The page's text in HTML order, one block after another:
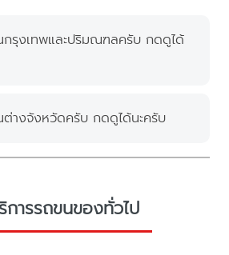
กรุงเทพและปริมณฑลครับ กดดูได้
างจังหวัดครับ กดดูได้นะครับ
การรถขนของทั่วไป